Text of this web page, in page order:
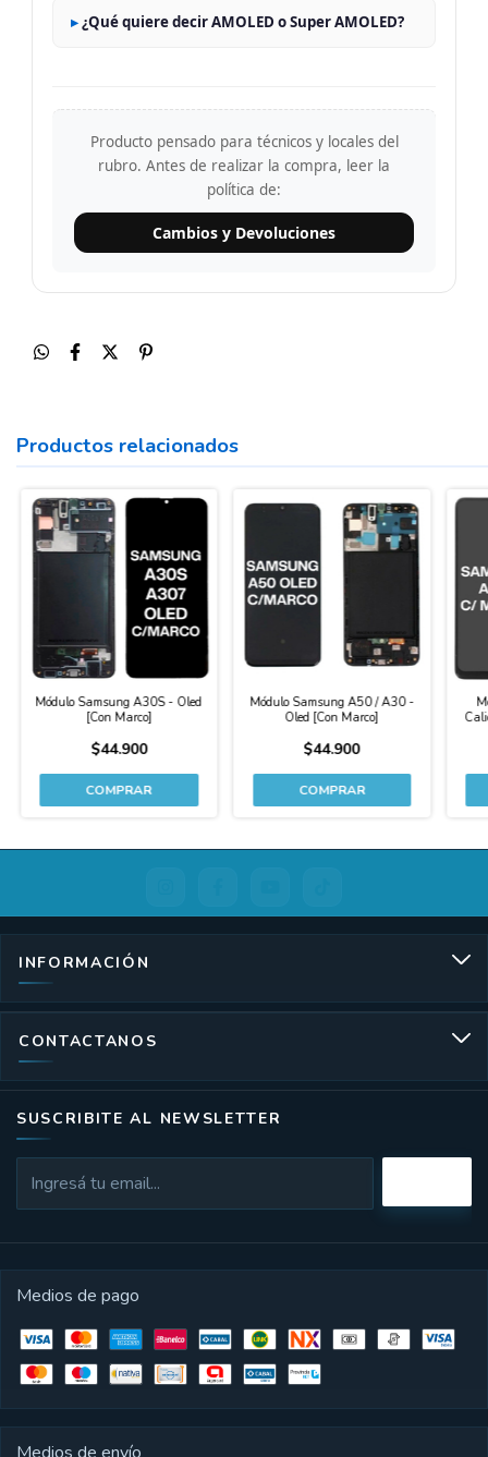
¿Qué quiere decir AMOLED o Super AMOLED?
Producto pensado para técnicos y locales del
rubro. Antes de realizar la compra, leer la
política de:
Cambios y Devoluciones
Productos relacionados
Módulo Samsung A30S - Oled
[Con Marco]
$44.900
Módulo Samsung A50 / A30 -
Oled [Con Marco]
$44.900
INFORMACIÓN
CONTACTANOS
SUSCRIBITE AL NEWSLETTER
Medios de pago
Medios de envío